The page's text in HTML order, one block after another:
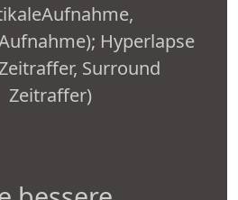
Hyperlapse
Surround
Zeitraffer)